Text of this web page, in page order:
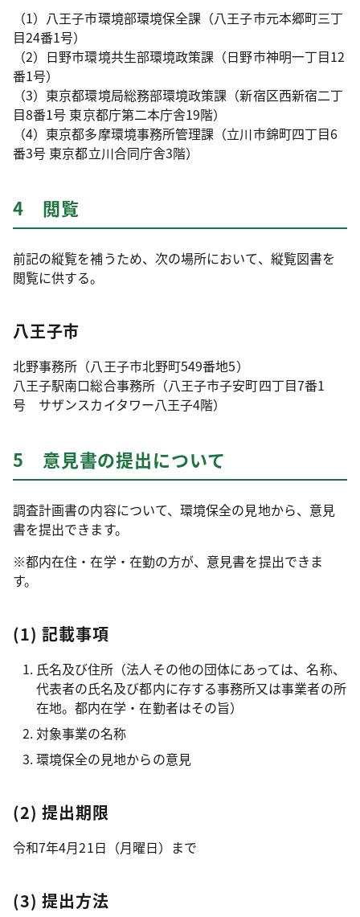
（1）八王子市環境部環境保全課（八王子市元本郷町三丁
目24番1号）
（2）日野市環境共生部環境政策課（日野市神明一丁目12
番1号）
（3）東京都環境局総務部環境政策課（新宿区西新宿二丁
目8番1号 東京都庁第二本庁舎19階）
（4）東京都多摩環境事務所管理課（立川市錦町四丁目6
番3号 東京都立川合同庁舎3階）
4 閲覧
前記の縦覧を補うため、次の場所において、縦覧図書を
閲覧に供する。
八王子市
北野事務所（八王子市北野町549番地5）
八王子駅南口総合事務所（八王子市子安町四丁目7番1
号 サザンスカイタワー八王子4階）
5 意見書の提出について
調査計画書の内容について、環境保全の見地から、意見
書を提出できます。
※都内在住・在学・在勤の方が、意見書を提出できま
す。
(1) 記載事項
氏名及び住所（法人その他の団体にあっては、名称、
代表者の氏名及び都内に存する事務所又は事業者の所
在地。都内在学・在勤者はその旨）
対象事業の名称
環境保全の見地からの意見
(2) 提出期限
令和7年4月21日（月曜日）まで
(3) 提出方法